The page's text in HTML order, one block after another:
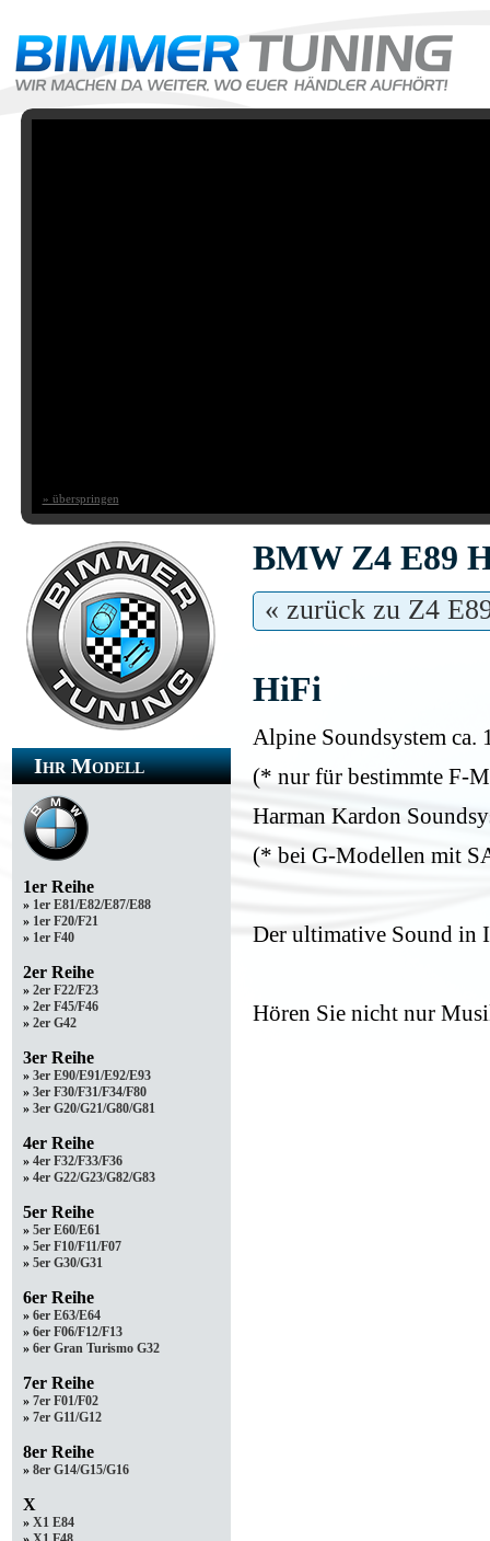
» überspringen
Ihr Modell
1er Reihe
» 1er E81/E82/E87/E88
» 1er F20/F21
» 1er F40
2er Reihe
» 2er F22/F23
» 2er F45/F46
» 2er G42
3er Reihe
» 3er E90/E91/E92/E93
» 3er F30/F31/F34/F80
» 3er G20/G21/G80/G81
4er Reihe
» 4er F32/F33/F36
» 4er G22/G23/G82/G83
5er Reihe
» 5er E60/E61
» 5er F10/F11/F07
» 5er G30/G31
6er Reihe
» 6er E63/E64
» 6er F06/F12/F13
» 6er Gran Turismo G32
7er Reihe
» 7er F01/F02
» 7er G11/G12
8er Reihe
» 8er G14/G15/G16
X
» X1 E84
BMW Z4 E89
« zurück zu Z4
HiFi
Alpine Soundsystem ca.
(* nur für bestimmte F-
Harman Kardon
(* bei G-Modellen mit
Der ultimative Sound in
Hören Sie nicht nur